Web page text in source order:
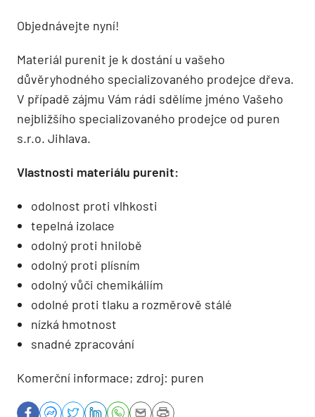
Objednávejte nyní!
Materiál purenit je k dostání u vašeho
důvěryhodného specializovaného prodejce dřeva.
V případě zájmu Vám rádi sdělíme jméno Vašeho
nejbližšího specializovaného prodejce od puren
s.r.o. Jihlava.
Vlastnosti materiálu purenit:
odolnost proti vlhkosti
tepelná izolace
odolný proti hnilobě
odolný proti plísním
odolný vůči chemikáliím
odolné proti tlaku a rozměrově stálé
nízká hmotnost
snadné zpracování
Komerční informace; zdroj: puren